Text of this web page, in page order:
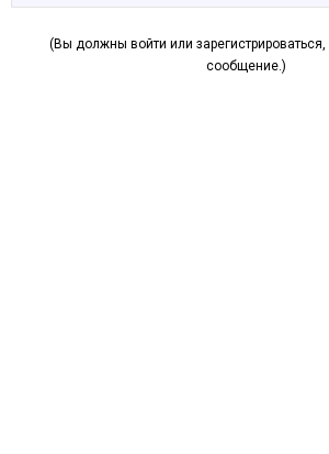
(Вы должны войти или зарегистрироваться,
сообщение.)